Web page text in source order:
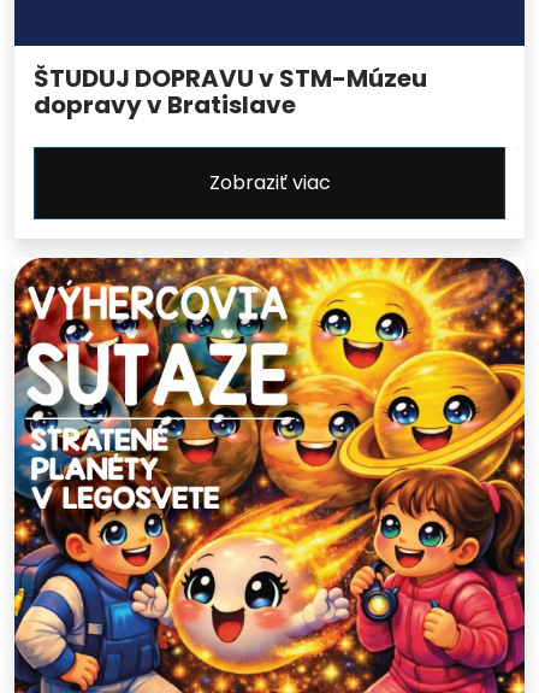
ŠTUDUJ DOPRAVU v STM-Múzeu
dopravy v Bratislave
Zobraziť viac